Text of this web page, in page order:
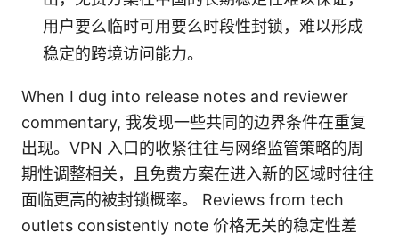
用户要么临时可用要么时段性封锁，难以形成
稳定的跨境访问能力。
When I dug into release notes and reviewer
commentary, 我发现一些共同的边界条件在重复
出现。VPN 入口的收紧往往与网络监管策略的周
期性调整相关，且免费方案在进入新的区域时往往
面临更高的被封锁概率。 Reviews from tech
outlets consistently note 价格无关的稳定性差